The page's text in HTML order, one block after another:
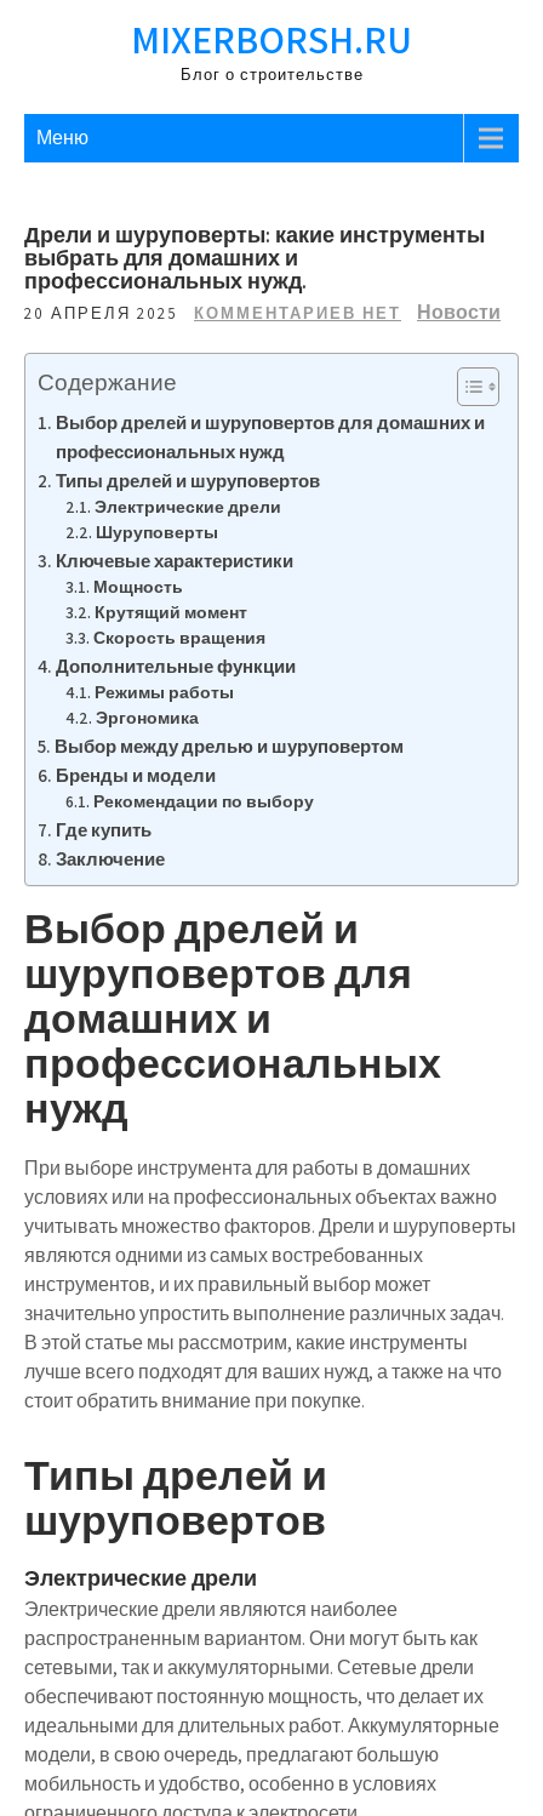
MIXERBORSH.RU
Блог о строительстве
Меню
Дрели и шуруповерты: какие инструменты
выбрать для домашних и
профессиональных нужд.
20 АПРЕЛЯ 2025 КОММЕНТАРИЕВ НЕТ Новости
Содержание
Выбор дрелей и шуруповертов для домашних и
профессиональных нужд
Типы дрелей и шуруповертов
Электрические дрели
Шуруповерты
Ключевые характеристики
Мощность
Крутящий момент
Скорость вращения
Дополнительные функции
Режимы работы
Эргономика
Выбор между дрелью и шуруповертом
Бренды и модели
Рекомендации по выбору
Где купить
Заключение
Выбор дрелей и
шуруповертов для
домашних и
профессиональных
нужд
При выборе инструмента для работы в домашних
условиях или на профессиональных объектах важно
учитывать множество факторов. Дрели и шуруповерты
являются одними из самых востребованных
инструментов, и их правильный выбор может
значительно упростить выполнение различных задач.
В этой статье мы рассмотрим, какие инструменты
лучше всего подходят для ваших нужд, а также на что
стоит обратить внимание при покупке.
Типы дрелей и
шуруповертов
Электрические дрели
Электрические дрели являются наиболее
распространенным вариантом. Они могут быть как
сетевыми, так и аккумуляторными. Сетевые дрели
обеспечивают постоянную мощность, что делает их
идеальными для длительных работ. Аккумуляторные
модели, в свою очередь, предлагают большую
мобильность и удобство, особенно в условиях